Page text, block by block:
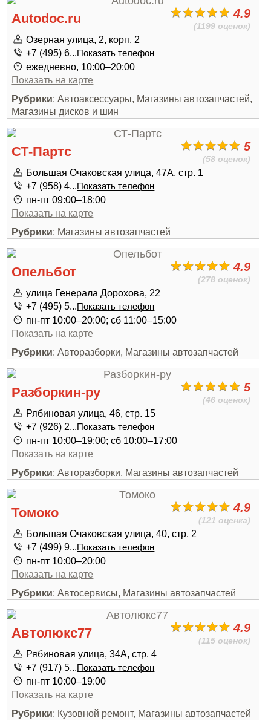
4.9
(1199 оценок)
Autodoc.ru
Озерная улица, 2, корп. 2
+7 (495) 6...Показать телефон
ежедневно, 10:00–20:00
Показать на карте
Рубрики: Автоаксессуары, Магазины автозапчастей,
Магазины дисков и шин
5
(58 оценок)
СТ-Партс
Большая Очаковская улица, 47А, стр. 1
+7 (958) 4...Показать телефон
пн-пт 09:00–18:00
Показать на карте
Рубрики: Магазины автозапчастей
4.9
(278 оценок)
Опельбот
улица Генерала Дорохова, 22
+7 (495) 5...Показать телефон
пн-пт 10:00–20:00; сб 11:00–15:00
Показать на карте
Рубрики: Авторазборки, Магазины автозапчастей
5
(46 оценок)
Разборкин-ру
Рябиновая улица, 46, стр. 15
+7 (926) 2...Показать телефон
пн-пт 10:00–19:00; сб 10:00–17:00
Показать на карте
Рубрики: Авторазборки, Магазины автозапчастей
4.9
(121 оценка)
Томоко
Большая Очаковская улица, 40, стр. 2
+7 (499) 9...Показать телефон
пн-пт 10:00–20:00
Показать на карте
Рубрики: Автосервисы, Магазины автозапчастей
4.9
(115 оценок)
Автолюкс77
Рябиновая улица, 34А, стр. 4
+7 (917) 5...Показать телефон
пн-пт 10:00–19:00
Показать на карте
Рубрики: Кузовной ремонт, Магазины автозапчастей